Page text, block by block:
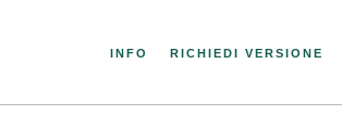
INFO RICHIEDI VERSIONE